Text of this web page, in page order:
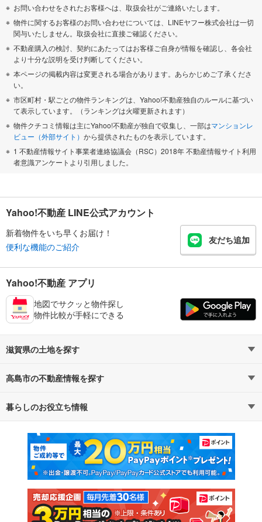
お問い合わせをされたお客様へは、取扱会社がご連絡いたします。
物件に関するお客様のお問い合わせについては、LINEヤフー株式会社は一切
関与いたしません。取扱会社に直接ご確認ください。
不動産購入の検討、契約にあたってはお客様ご自身が情報を確認し、各会社
より十分な説明を受け判断してください。
本ページの掲載内容は変更される場合があります。あらかじめご了承くださ
い。
市区町村・駅ごとの物件ランキングは、Yahoo!不動産独自のルールに基づい
て表示しています。（ランキングは火曜更新されます）
物件クチコミ情報は主にYahoo!不動産が独自で収集し、一部はマンションレ
ビュー（外部サイト） から提供されたものを表示しています。
1 不動産情報サイト事業者連絡協議会（RSC）2018年 不動産情報サイト利用
者意識アンケートより引用しました。
Yahoo!不動産 LINE公式アカウント
新着物件をいち早くお届け！
便利な機能のご紹介
友だち追加
Yahoo!不動産 アプリ
地図でサクッと物件探し
物件比較が手軽にできる
滋賀県の土地を探す
路線・駅から探す
通勤・通学時間から探す
高島市の不動産情報を探す
不動産・住宅
新築マンション 中古マンション
新築一戸建て 中古一戸建て
注文住宅 土地
暮らしのお役立ち情報
マンションカタログ 教えて！住まいの先生